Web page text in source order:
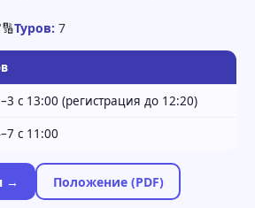
🔢Туров: 7
с 13:00 (регистрация до 12:20)
с 11:00
→ Положение (PDF)